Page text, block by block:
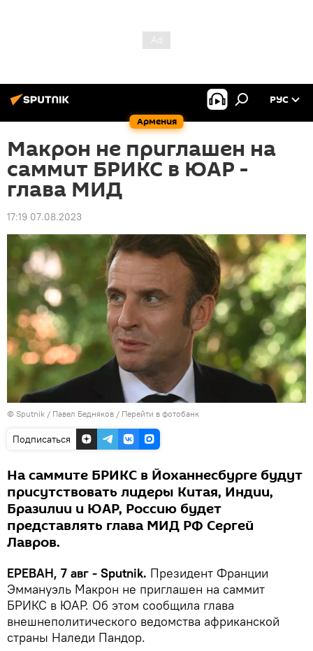
Армения
РУС
Макрон не приглашен на
саммит БРИКС в ЮАР -
глава МИД
17:19 07.08.2023
© Sputnik / Павел Бедняков / Перейти в фотобанк
Подписаться
На саммите БРИКС в Йоханнесбурге будут
присутствовать лидеры Китая, Индии,
Бразилии и ЮАР, Россию будет
представлять глава МИД РФ Сергей
Лавров.
ЕРЕВАН, 7 авг - Sputnik. Президент Франции
Эммануэль Макрон не приглашен на саммит
БРИКС в ЮАР. Об этом сообщила глава
внешнеполитического ведомства африканской
страны Наледи Пандор.